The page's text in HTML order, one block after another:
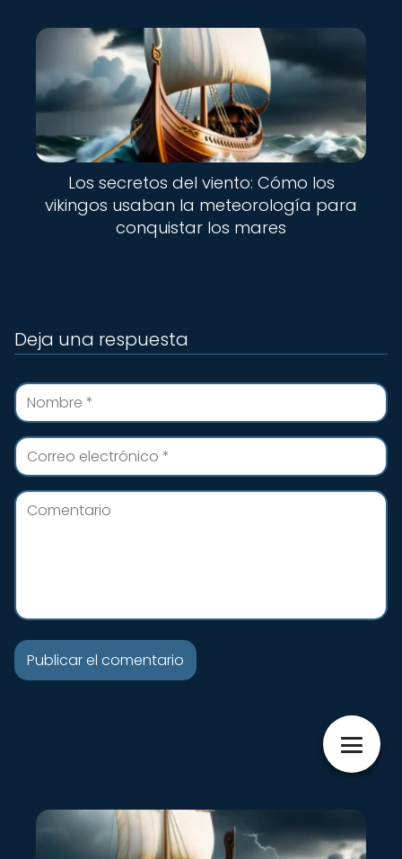
Los secretos del viento: Cómo los
vikingos usaban la meteorología para
conquistar los mares
Deja una respuesta